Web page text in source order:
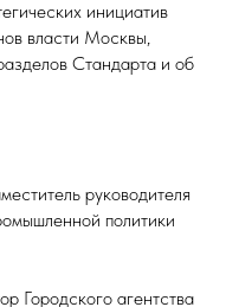
инициатив
власти Москвы,
Стандарта и об
руководителя
политики
Городского агентства